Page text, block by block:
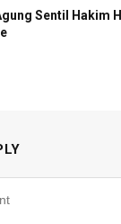
Sentil Hakim